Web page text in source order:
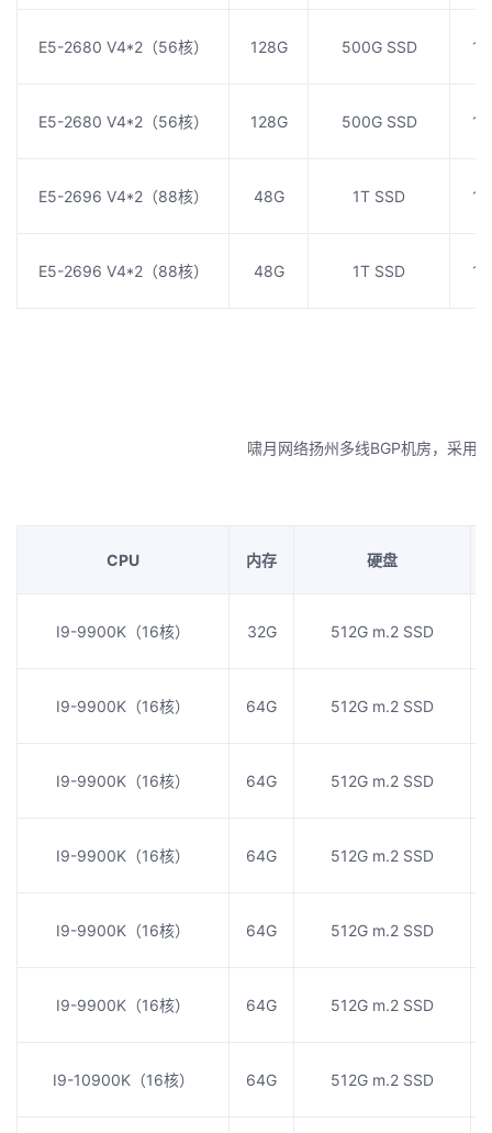
E5-2680 V4*2（56核） 128G 500G SSD 1
E5-2680 V4*2（56核） 128G 500G SSD 1
E5-2696 V4*2（88核） 48G 1T SSD 1
E5-2696 V4*2（88核） 48G 1T SSD 1
啸月网络扬州多线BGP机房，采用
CPU 内存 硬盘
I9-9900K（16核） 32G 512G m.2 SSD
I9-9900K（16核） 64G 512G m.2 SSD
I9-9900K（16核） 64G 512G m.2 SSD
I9-9900K（16核） 64G 512G m.2 SSD
I9-9900K（16核） 64G 512G m.2 SSD
I9-9900K（16核） 64G 512G m.2 SSD
I9-10900K（16核） 64G 512G m.2 SSD